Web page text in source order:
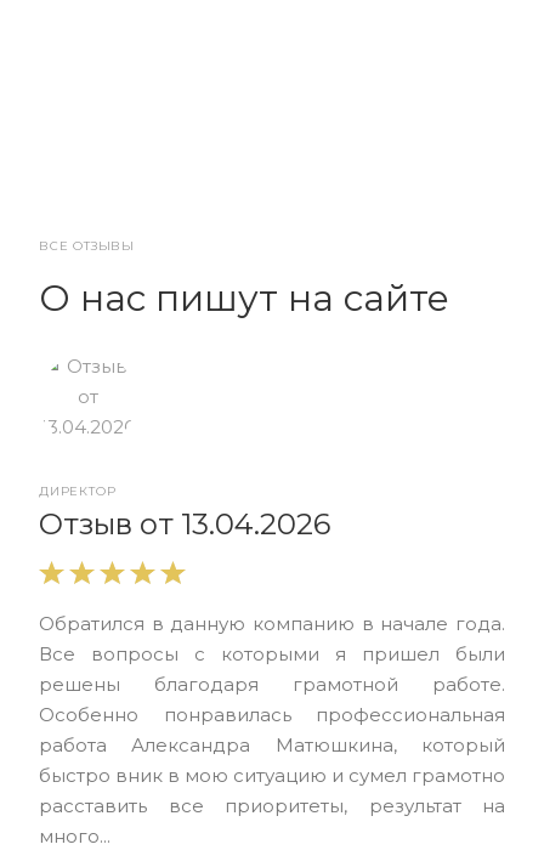
ВСЕ ОТЗЫВЫ
О нас пишут на сайте
ДИРЕКТОР
Отзыв от 13.04.2026
Обратился в данную компанию в начале года.
Все вопросы с которыми я пришел были
решены благодаря грамотной работе.
Особенно понравилась профессиональная
работа Александра Матюшкина, который
быстро вник в мою ситуацию и сумел грамотно
расставить все приоритеты, результат на
много...